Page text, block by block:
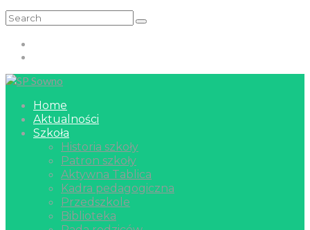
Home
Aktualności
Szkoła
Historia szkoły
Patron szkoły
Aktywna Tablica
Kadra pedagogiczna
Przedszkole
Biblioteka